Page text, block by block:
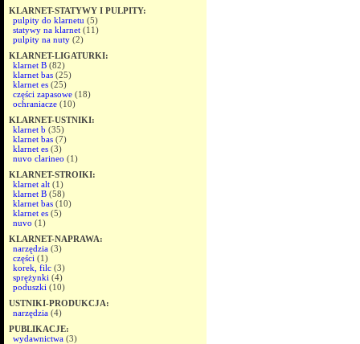
KLARNET-STATYWY I PULPITY:
pulpity do klarnetu (5)
statywy na klarnet (11)
pulpity na nuty (2)
KLARNET-LIGATURKI:
klarnet B (82)
klarnet bas (25)
klarnet es (25)
części zapasowe (18)
ochraniacze (10)
KLARNET-USTNIKI:
klarnet b (35)
klarnet bas (7)
klarnet es (3)
nuvo clarineo (1)
KLARNET-STROIKI:
klarnet alt (1)
klarnet B (58)
klarnet bas (10)
klarnet es (5)
nuvo (1)
KLARNET-NAPRAWA:
narzędzia (3)
części (1)
korek, filc (3)
sprężynki (4)
poduszki (10)
USTNIKI-PRODUKCJA:
narzędzia (4)
PUBLIKACJE:
wydawnictwa (3)